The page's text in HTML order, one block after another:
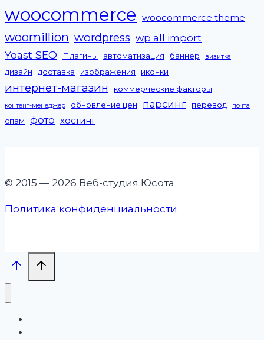
woocommerce woocommerce theme
woomillion wordpress wp all import
Yoast SEO Плагины автоматизация баннер визитка
дизайн доставка изображения иконки
интернет-магазин коммерческие факторы
контент-менеджер обновление цен парсинг перевод почта
спам фото хостинг
© 2015 — 2026 Веб-студия Юсота
Политика конфиденциальности